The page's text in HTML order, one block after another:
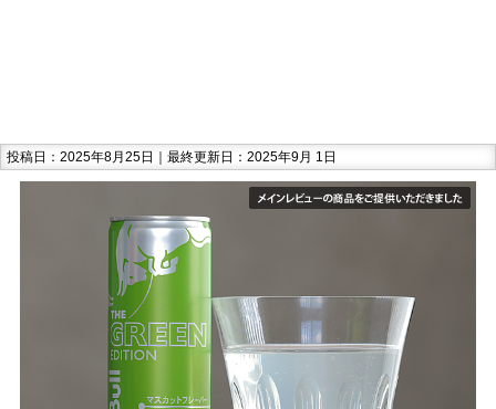
投稿日：2025年8月25日｜最終更新日：2025年9月 1日